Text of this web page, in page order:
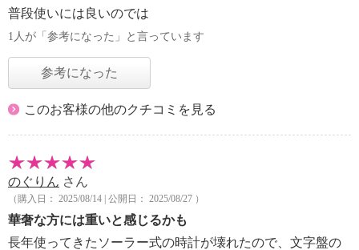
普段使いには良いのでは
1人が「参考になった」と言っています
参考になった
このお客様の他のクチコミを見る
のぐりん さん
（購入日： 2025/08/14 | 公開日： 2025/08/27 ）
華奢な方には重いと感じるかも
長年使ってきたソーラー式の時計が壊れたので、文字盤の